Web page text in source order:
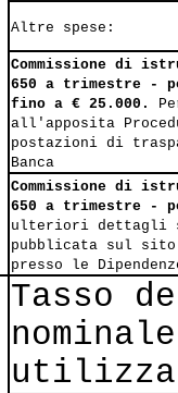
Altre spese:
Commissione di
650 a trimestre -
fino a € 25.000.
all'apposita
postazioni di
Banca
Commissione di
650 a trimestre -
ulteriori dettagli
pubblicata sul
presso le
Tasso